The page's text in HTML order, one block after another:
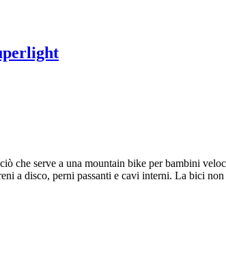
che serve a una mountain bike per bambini
a disco, perni passanti e cavi interni. La bici